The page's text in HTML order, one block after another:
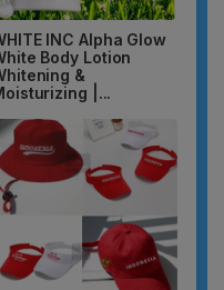
INC Alpha Glow
Body Lotion
&
|...